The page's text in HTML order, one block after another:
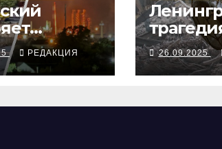
ВСУ
РЕДАКЦИЯ
серия
26.09.2025